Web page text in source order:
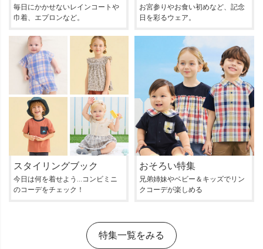
毎日にかかせないレインコートや
巾着、エプロンなど。
お宮参りやお食い初めなど、記念
日を彩るウェア。
スタイリングブック
今日は何を着せよう…コンビミニ
のコーデをチェック！
おそろい特集
兄弟姉妹やベビー＆キッズでリン
クコーデが楽しめる
特集一覧をみる